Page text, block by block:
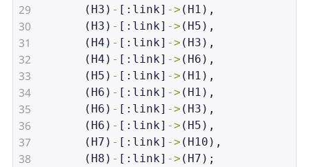
29
       (
H3 ) - [: link] -> ( H1 ),
30
       (
H3 ) - [: link] -> ( H5 ),
31
       (
H4 ) - [: link] -> ( H3 ),
32
       (
H4 ) - [: link] -> ( H6 ),
33
       (
H5 ) - [: link] -> ( H1 ),
34
       (
H6 ) - [: link] -> ( H1 ),
35
       (
H6 ) - [: link] -> ( H3 ),
36
       (
H6 ) - [: link] -> ( H5 ),
37
       (
H7 ) - [: link] -> ( H10 ),
38
       (
H8 ) - [: link] -> ( H7 );